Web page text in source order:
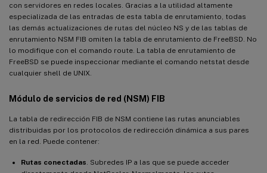
con servidores en redes locales. Gracias a la utilidad altamente
especializada de las entradas de esta tabla de enrutamiento, todas
las demás actualizaciones de rutas del núcleo NS y de las tablas de
enrutamiento NSM FIB omiten la tabla de enrutamiento de FreeBSD. No
lo modifique con el comando route. La tabla de enrutamiento de
FreeBSD se puede inspeccionar mediante el comando netstat desde
cualquier shell de UNIX.
Módulo de servicios de red (NSM) FIB
La tabla de redirección FIB de NSM contiene las rutas anunciables
distribuidas por los protocolos de redirección dinámica a sus pares
en la red. Puede contener:
Rutas conectadas . Subredes IP a las que se puede acceder